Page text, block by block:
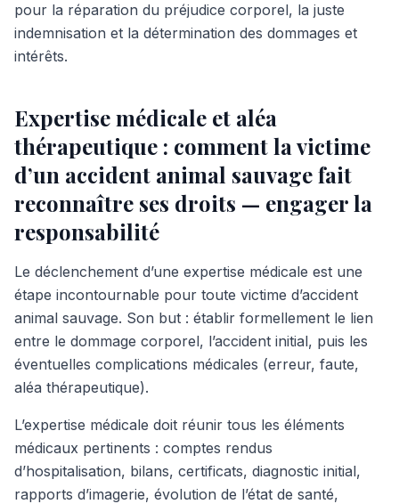
pour la réparation du préjudice corporel, la juste
indemnisation et la détermination des dommages et
intérêts.
Expertise médicale et aléa
thérapeutique : comment la victime
d’un accident animal sauvage fait
reconnaître ses droits — engager la
responsabilité
Le déclenchement d’une expertise médicale est une
étape incontournable pour toute victime d’accident
animal sauvage. Son but : établir formellement le lien
entre le dommage corporel, l’accident initial, puis les
éventuelles complications médicales (erreur, faute,
aléa thérapeutique).
L’expertise médicale doit réunir tous les éléments
médicaux pertinents : comptes rendus
d’hospitalisation, bilans, certificats, diagnostic initial,
rapports d’imagerie, évolution de l’état de santé,